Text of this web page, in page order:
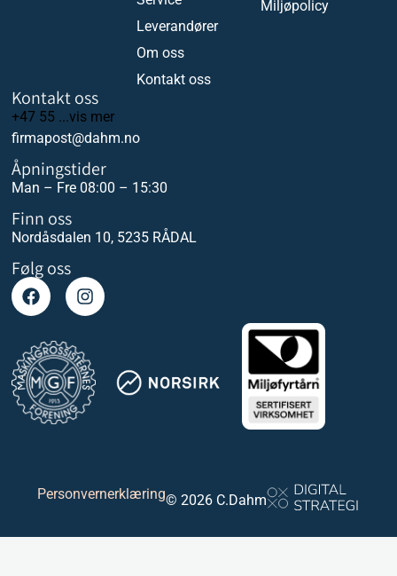
Leverandører
Om oss
Kontakt oss
Miljøpolicy
Kontakt oss
+47 55 ...vis mer
firmapost@dahm.no
Åpningstider
Man – Fre 08:00 – 15:30
Finn oss
Nordåsdalen 10, 5235 RÅDAL
Følg oss
Personvernerklæring© 2026 C.Dahm